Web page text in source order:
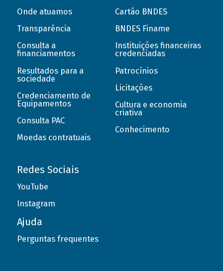
Onde atuamos
Transparência
Consulta a
financiamentos
Resultados para a
sociedade
Credenciamento de
Equipamentos
Consulta PAC
Moedas contratuais
Cartão BNDES
BNDES Finame
Instituições financeiras
credenciadas
Patrocínios
Licitações
Cultura e economia
criativa
Conhecimento
Redes Sociais
YouTube
Instagram
Ajuda
Perguntas frequentes